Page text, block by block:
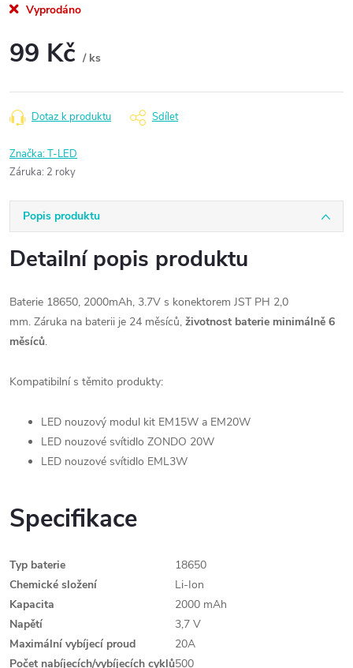
Vyprodáno
99 Kč / ks
cena:
Dotaz k produktu Sdílet
Značka:T-LED
Záruka: 2 roky
Popis produktu
Detailní popis produktu
Baterie 18650, 2000mAh, 3.7V s konektorem JST PH 2,0
mm. Záruka na baterii je 24 měsíců, životnost baterie minimálně 6
měsíců.
Kompatibilní s těmito produkty:
LED nouzový modul kit EM15W a EM20W
LED nouzové svítidlo ZONDO 20W
LED nouzové svítidlo EML3W
Specifikace
Typ baterie
18650
Chemické složení
Li-Ion
Kapacita
2000 mAh
Napětí
3,7 V
Maximální vybíjecí proud
20A
Počet nabíjecích/vybíjecích cyklů500